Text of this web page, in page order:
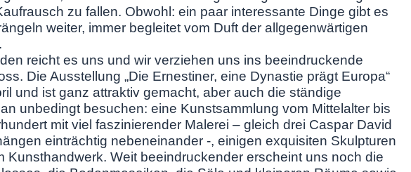
zu fallen. Obwohl: ein paar interessante Dinge gibt es
weiter, immer begleitet vom Duft der allgegenwärtigen
reicht es uns und wir verziehen uns ins beeindruckende
Die Ausstellung „Die Ernestiner, eine Dynastie prägt Europa“
und ist ganz attraktiv gemacht, aber auch die ständige
unbedingt besuchen: eine Kunstsammlung vom Mittelalter bis
mit viel faszinierender Malerei – gleich drei Caspar David
einträchtig nebeneinander -, einigen exquisiten Skulpturen
Kunsthandwerk. Weit beeindruckender erscheint uns noch die